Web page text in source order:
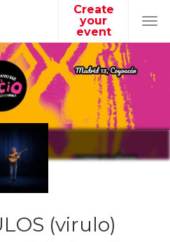
Create
your
event
(virulo)